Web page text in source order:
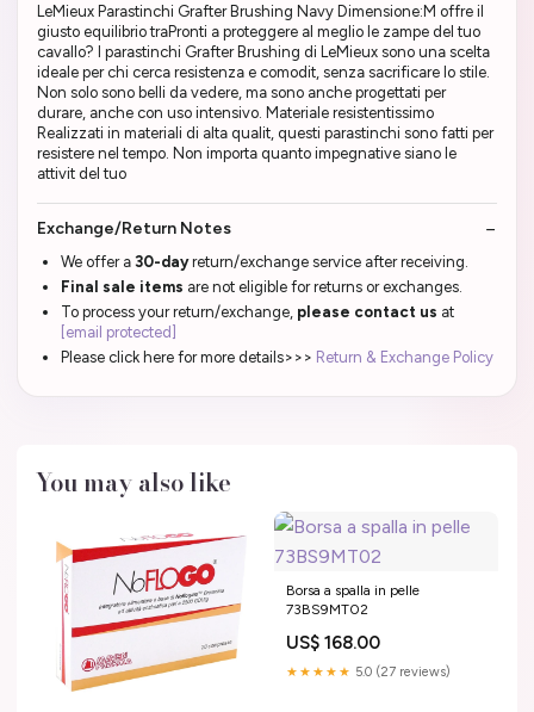
LeMieux Parastinchi Grafter Brushing Navy Dimensione:M offre il
giusto equilibrio traPronti a proteggere al meglio le zampe del tuo
cavallo? I parastinchi Grafter Brushing di LeMieux sono una scelta
ideale per chi cerca resistenza e comodit, senza sacrificare lo stile.
Non solo sono belli da vedere, ma sono anche progettati per
durare, anche con uso intensivo. Materiale resistentissimo
Realizzati in materiali di alta qualit, questi parastinchi sono fatti per
resistere nel tempo. Non importa quanto impegnative siano le
attivit del tuo
Exchange/Return Notes
We offer a 30-dayreturn/exchange service after receiving.
Final sale items are not eligible for returns or exchanges.
To process your return/exchange, please contact us at
[email protected]
Please click here for more details>>> Return & Exchange Policy
You may also like
Borsa a spalla in pelle
73BS9MT02
US$ 168.00
★★★★★ 5.0 (27 reviews)